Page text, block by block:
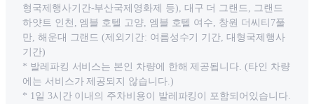
형국제행사기간-부산국제영화제 등), 대구 더 그랜드, 그랜드
하얏트 인천, 엠블 호텔 고양, 엠블 호텔 여수, 창원 더씨티7풀
만, 해운대 그랜드 (제외기간: 여름성수기 기간, 대형국제행사
기간)
* 발레파킹 서비스는 본인 차량에 한해 제공됩니다. (타인 차량
에는 서비스가 제공되지 않습니다.)
* 1일 3시간 이내의 주차비용이 발레파킹이 포함되어있습니다.